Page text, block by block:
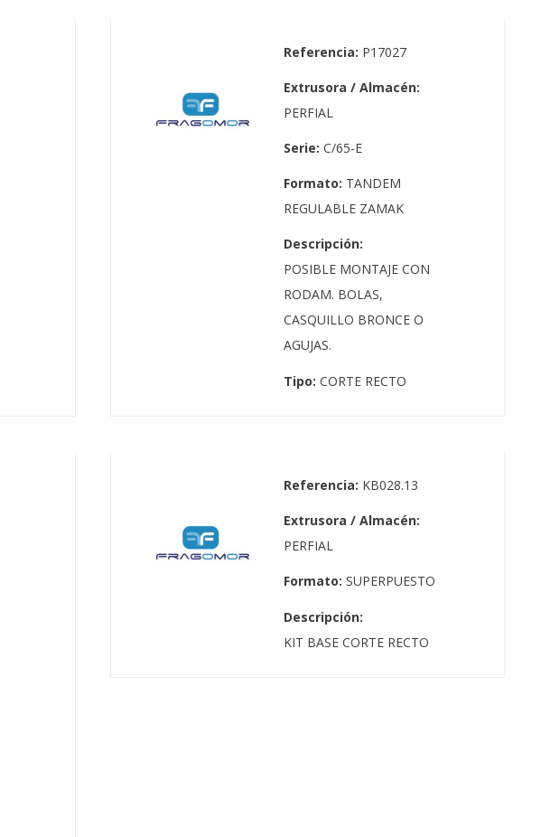
Referencia: P17027
Extrusora / Almacén:
PERFIAL
Serie: C/65-E
Formato: TANDEM
REGULABLE ZAMAK
Descripción:
POSIBLE MONTAJE CON
RODAM. BOLAS,
CASQUILLO BRONCE O
AGUJAS.
Tipo: CORTE RECTO
Referencia: KB028.13
Extrusora / Almacén:
PERFIAL
Formato: SUPERPUESTO
Descripción:
KIT BASE CORTE RECTO